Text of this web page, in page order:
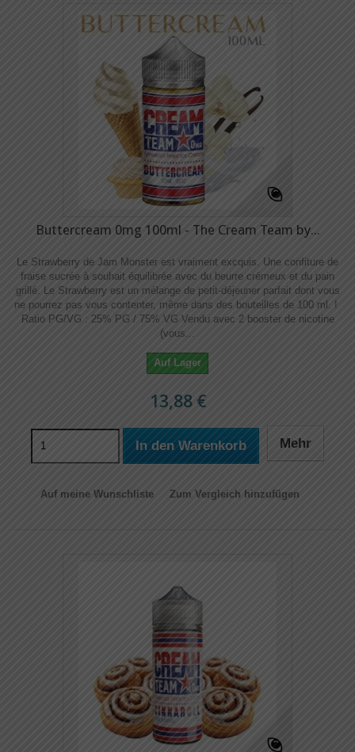
Buttercream 0mg 100ml - The Cream Team by...
Le Strawberry de Jam Monster est vraiment excquis. Une confiture de
fraise sucrée à souhait équilibrée avec du beurre crémeux et du pain
grillé. Le Strawberry est un mélange de petit-déjeuner parfait dont vous
ne pourrez pas vous contenter, même dans des bouteilles de 100 ml. !
Ratio PG/VG : 25% PG / 75% VG Vendu avec 2 booster de nicotine
(vous...
Auf Lager
13,88 €
In den Warenkorb Mehr
Auf meine Wunschliste Zum Vergleich hinzufügen